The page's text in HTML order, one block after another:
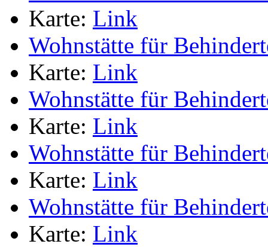
Karte: Link
Wohnstätte für
Karte: Link
Wohnstätte für
Karte: Link
Wohnstätte für
Karte: Link
Wohnstätte für
Karte: Link